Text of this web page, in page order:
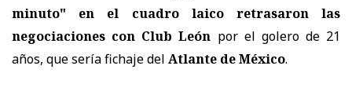
minuto" en el cuadro laico retrasaron las
negociaciones con Club León por el golero de 21
años, que sería fichaje del Atlante de México.